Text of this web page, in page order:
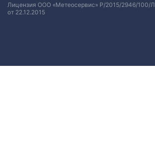
Лицензия ООО «Метеосервис» Р/2015/2946/100/Л
от 22.12.2015